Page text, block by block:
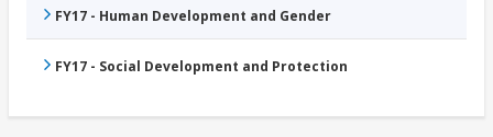
FY17 - Human Development and Gender
FY17 - Social Development and Protection